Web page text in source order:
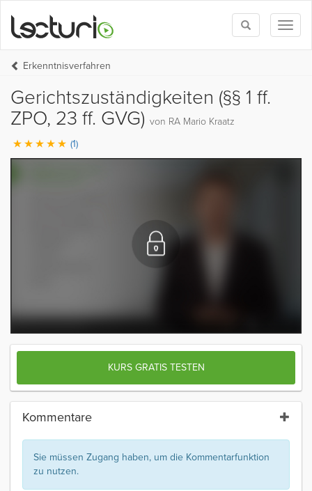
Toggle
search
Erkenntnisverfahren
Gerichtszuständigkeiten (§§ 1 ff.
ZPO, 23 ff. GVG) von RA Mario Kraatz
(1)
KURS GRATIS TESTEN
Kommentare
Sie müssen Zugang haben, um die Kommentarfunktion
zu nutzen.